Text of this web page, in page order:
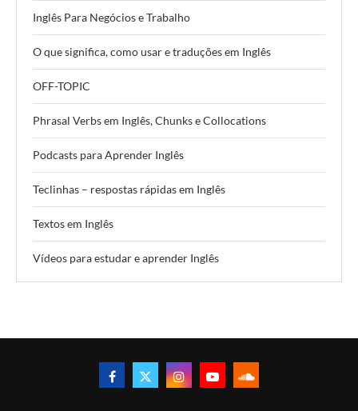
Inglês Para Negócios e Trabalho
O que significa, como usar e traduções em Inglês
OFF-TOPIC
Phrasal Verbs em Inglês, Chunks e Collocations
Podcasts para Aprender Inglês
Teclinhas – respostas rápidas em Inglês
Textos em Inglês
Vídeos para estudar e aprender Inglês